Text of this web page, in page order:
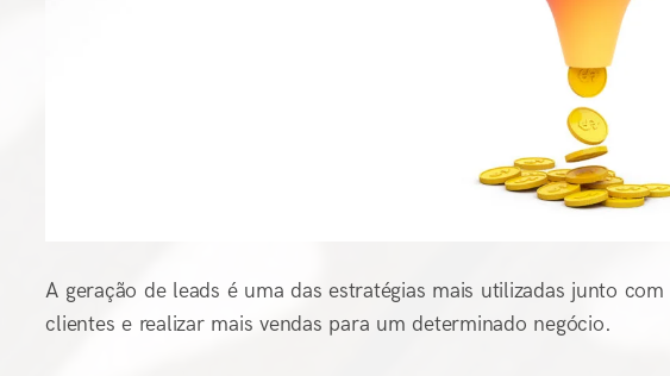
A geração de leads é uma das estratégias mais utilizadas junto com
clientes e realizar mais vendas para um determinado negócio.